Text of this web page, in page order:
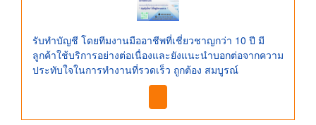
รับทำบัญชี โดยทีมงานมืออาชีพที่เชี่ยวชาญกว่า 10 ปี มี
ลูกค้าใช้บริการอย่างต่อเนื่องและยังแนะนำบอกต่อจากความ
ประทับใจในการทำงานที่รวดเร็ว ถูกต้อง สมบูรณ์